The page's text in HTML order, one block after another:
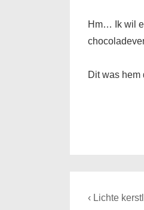
Hm… Ik wil
Dit was hem
Bericht
Previous
‹ Lichte